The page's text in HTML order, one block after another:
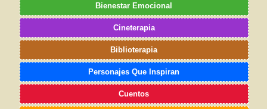
Bienestar Emocional
Cineterapia
Biblioterapia
Personajes Que Inspiran
Cuentos